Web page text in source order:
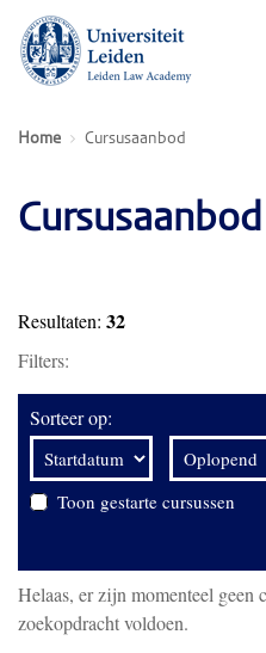
Home Cursusaanbod
Cursusaanbod
Resultaten: 32
Filters:
Sorteer op:
Toon gestarte cursussen
Helaas, er zijn momenteel geen
zoekopdracht voldoen.